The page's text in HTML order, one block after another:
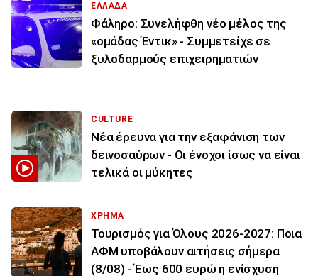
ΕΛΛΑΔΑ
Φάληρο: Συνελήφθη νέο μέλος της
«ομάδας Έντικ» - Συμμετείχε σε
ξυλοδαρμούς επιχειρηματιών
CULTURE
Νέα έρευνα για την εξαφάνιση των
δεινοσαύρων - Οι ένοχοι ίσως να είναι
τελικά οι μύκητες
ΧΡΗΜΑ
Τουρισμός για Όλους 2026-2027: Ποια
ΑΦΜ υποβάλουν αιτήσεις σήμερα
(8/08) - Έως 600 ευρώ η ενίσχυση